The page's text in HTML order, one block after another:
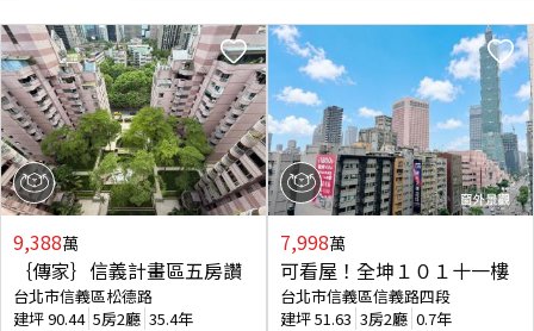
9,388萬
｛傳家｝信義計畫區五房讚
台北市信義區松德路
建坪90.44 5房2廳 35.4年
7,998萬
可看屋！全坤１０１十一樓
台北市信義區信義路四段
建坪51.63 3房2廳 0.7年